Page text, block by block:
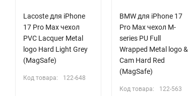
Lacoste для iPhone
17 Pro Max чехол
PVC Lacquer Metal
logo Hard Light Grey
(MagSafe)
Код товара: 122-648
BMW для iPhone 17
Pro Max чехол M-
series PU Full
Wrapped Metal logo &
Cam Hard Red
(MagSafe)
Код товара: 122-563